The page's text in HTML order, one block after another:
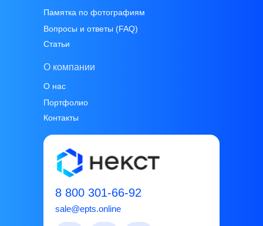
8 800 301-66-92
sale@epts.online
Памятка по фотографиям
Вопросы и ответы (FAQ)
Статьи
О компании
О нас
Портфолио
Контакты